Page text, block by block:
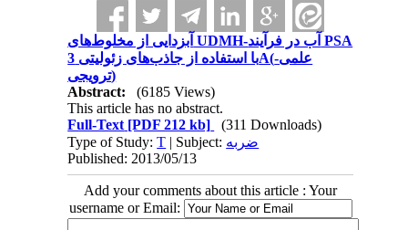
آبزدایی از مخلوط‌های UDMH-آب در فرآیند PSA
با استفاده از جاذب‌های زئولیتی 3A(علمی-
ترویجی)
Abstract:
(6185 Views)
This article has no abstract.
Full-Text [PDF 212 kb]
(311 Downloads)
Type of Study:T | Subject: ضربه
Published: 2013/05/13
Add your comments about this article : Your
username or Email: